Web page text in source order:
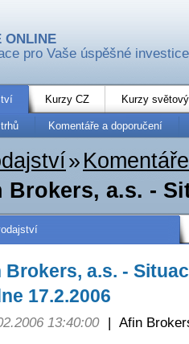
ONLINE
pro Vaše úspěšné investice
Kurzy CZ Kurzy
Komentáře a doporučení
»
Brokers, a.s. -
Brokers, a.s. -
17.2.2006
13:40:00 | Afin